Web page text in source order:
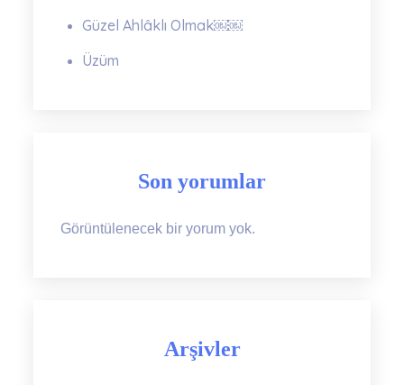
Güzel Ahlâklı Olmak￼￼
Üzüm
Son yorumlar
Görüntülenecek bir yorum yok.
Arşivler